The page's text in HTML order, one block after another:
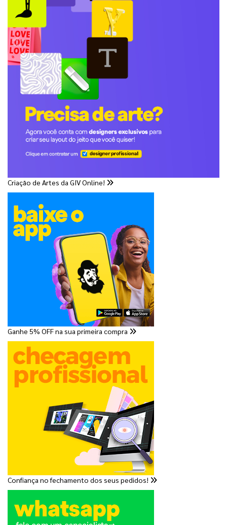
Criação de Artes da GIV Online!
Ganhe 5% OFF na sua primeira compra
Confiança no fechamento dos seus pedidos!